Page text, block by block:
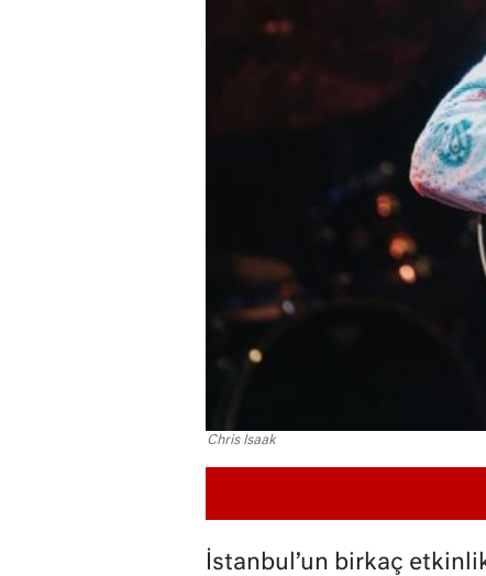
Chris Isaak
İstanbul’un birkaç